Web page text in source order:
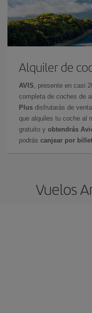
Alquiler de
AVIS , presente en casi
completa de coches de
Plus disfrutarás de
que alquiles tu coche al
gratuito y obtendrás
podrás canjear por
Vuelos